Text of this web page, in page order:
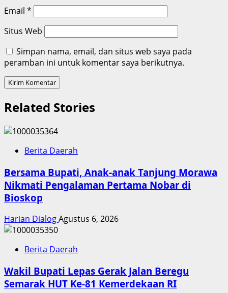
Email *
Situs Web
Simpan nama, email, dan situs web saya pada
peramban ini untuk komentar saya berikutnya.
Related Stories
Berita Daerah
Bersama Bupati, Anak-anak Tanjung Morawa
Nikmati Pengalaman Pertama Nobar di
Bioskop
Harian DialogAgustus 6, 2026
Berita Daerah
Wakil Bupati Lepas Gerak Jalan Beregu
Semarak HUT Ke-81 Kemerdekaan RI